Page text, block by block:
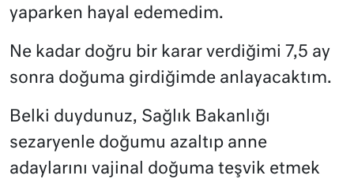
yaparken hayal edemedim.
Ne kadar doğru bir karar verdiğimi 7,5 ay
sonra doğuma girdiğimde anlayacaktım.
Belki duydunuz, Sağlık Bakanlığı
sezaryenle doğumu azaltıp anne
adaylarını vajinal doğuma teşvik etmek